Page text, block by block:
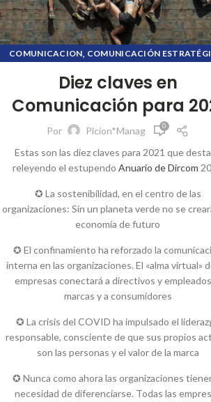
COMUNICACION, COMUNICACIÓN
INFORMACIÓN FINANCIERA,PL
PUBLIC RELATIONS,RELACIONES PÚBLICAS
REPUTACIÓN CORPORATIVA SOCIAL MEDIA
Diez claves en
Comunicación para
Por Plcion*Manag 0
Estas son las diez claves para 2021 que
releyendo el estupendo Anuario de Dircom
✪ La sostenibilidad, en el centro de las
organizaciones: Sin un planeta verde no se
economía de futuro
✪ El confinamiento ha reforzado la
interna en las organizaciones. El «alma virtual»
empresas conectará a directivos y
marcas y a consumidores
✪ La crisis del COVID ha impulsado el
responsable, consciente de que sus propios
son las personas y el valor de la marca
✪ Nunca como ahora las organizaciones
necesidad de diferenciarse. Todas las